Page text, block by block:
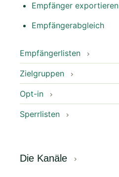
Empfänger exportieren
Empfängerabgleich
Empfängerlisten
Zielgruppen
Opt-in
Sperrlisten
Die Kanäle